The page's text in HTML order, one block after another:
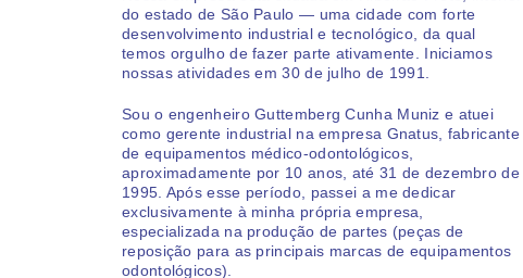
do estado de São Paulo — uma cidade com forte
desenvolvimento industrial e tecnológico, da qual
temos orgulho de fazer parte ativamente. Iniciamos
nossas atividades em 30 de julho de 1991.
Sou o engenheiro Guttemberg Cunha Muniz e atuei
como gerente industrial na empresa Gnatus, fabricante
de equipamentos médico-odontológicos,
aproximadamente por 10 anos, até 31 de dezembro de
1995. Após esse período, passei a me dedicar
exclusivamente à minha própria empresa,
especializada na produção de partes (peças de
reposição para as principais marcas de equipamentos
odontológicos).